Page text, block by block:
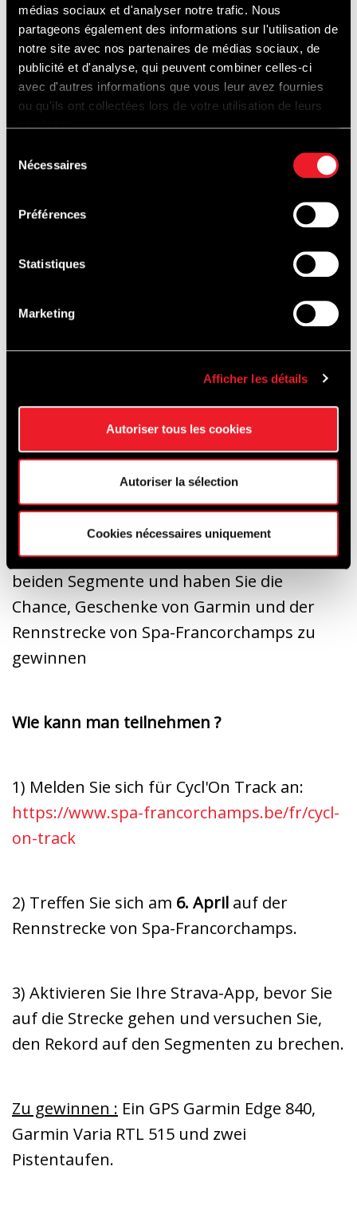
médias sociaux et d'analyser notre trafic. Nous
partageons également des informations sur l'utilisation de
notre site avec nos partenaires de médias sociaux, de
publicité et d'analyse, qui peuvent combiner celles-ci
avec d'autres informations que vous leur avez fournies
ou qu'ils ont collectées lors de votre utilisation de leurs
services.
Nécessaires
Préférences
Statistiques
Marketing
Afficher les détails
Autoriser tous les cookies
Autoriser la sélection
Cookies nécessaires uniquement
gegen21:30 Uhr(andere Daten) je nach
Lichtverhältnissen.
Es wurden zwei Segmente erstellt: "Le
Le Raidillon :
https://www.strava.com/segments/36479187
https://www.strava.com/segments/36471490
Seien Sie der Schnellste in einem dieser
beiden Segmente und haben Sie die
Chance, Geschenke von Garmin und der
Rennstrecke von Spa-Francorchamps zu
gewinnen
Wie kann man teilnehmen ?
1) Melden Sie sich für Cycl'On Track an:
https://www.spa-francorchamps.be/fr/cycl-
on-track
2) Treffen Sie sich am 6. April auf der
Rennstrecke von Spa-Francorchamps.
3) Aktivieren Sie Ihre Strava-App, bevor Sie
auf die Strecke gehen und versuchen Sie,
den Rekord auf den Segmenten zu brechen.
Zu gewinnen : Ein GPS Garmin Edge 840,
Garmin Varia RTL 515 und zwei
Pistentaufen.